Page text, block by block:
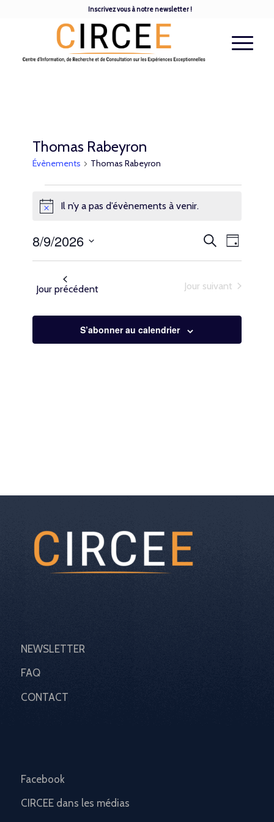
Inscrivez vous à notre newsletter !
Thomas Rabeyron
Évènements Thomas Rabeyron
NoticeIl n’y a pas d’évènements à venir.
Recherche
de
Recherche
de
Jour
8/9/2026
Sélectionnez
date.
Jour précédent Jour suivant
S’abonner au calendrier
NEWSLETTER
FAQ
CONTACT
Facebook
CIRCEE dans les médias